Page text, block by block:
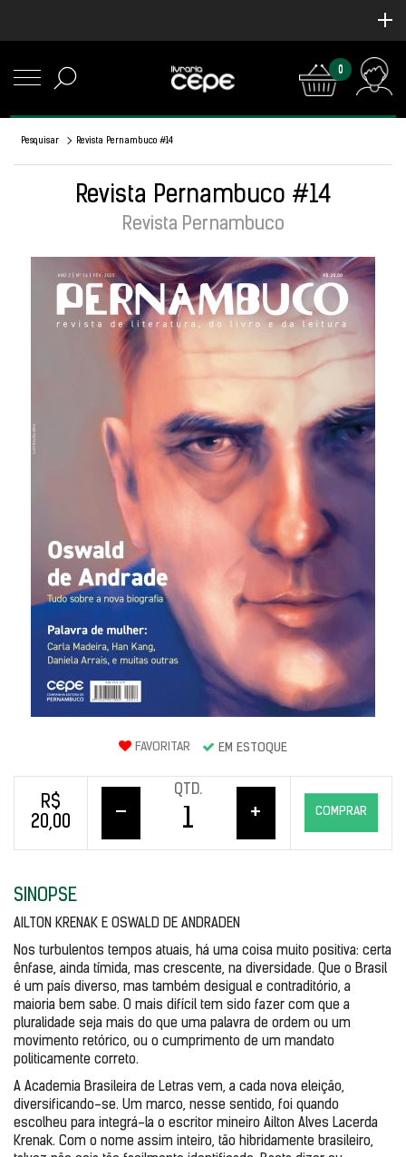
0
Pesquisar Revista Pernambuco #14
Revista Pernambuco #14
Revista Pernambuco
FAVORITAR EM ESTOQUE
R$
20,00
–
QTD.
+ COMPRAR
SINOPSE
AILTON KRENAK E OSWALD DE ANDRADEN
Nos turbulentos tempos atuais, há uma coisa muito positiva: certa
ênfase, ainda tímida, mas crescente, na diversidade. Que o Brasil
é um país diverso, mas também desigual e contraditório, a
maioria bem sabe. O mais difícil tem sido fazer com que a
pluralidade seja mais do que uma palavra de ordem ou um
movimento retórico, ou o cumprimento de um mandato
politicamente correto.
A Academia Brasileira de Letras vem, a cada nova eleição,
diversificando-se. Um marco, nesse sentido, foi quando
escolheu para integrá-la o escritor mineiro Ailton Alves Lacerda
Krenak. Com o nome assim inteiro, tão hibridamente brasileiro,